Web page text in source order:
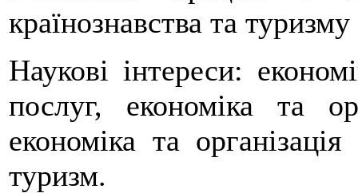
країнознавства та
Наукові інтереси:
послуг, економіка та
економіка та
туризм.